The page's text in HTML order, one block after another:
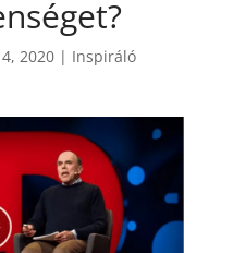
2020| Inspiráló